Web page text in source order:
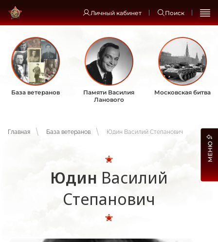
Личный кабинет Поиск
База ветеранов
Памяти Василия
Ланового
Московская битва
Главная База ветеранов Юдин Василий Степанович
Юдин Василий
Степанович
МЕНЮ